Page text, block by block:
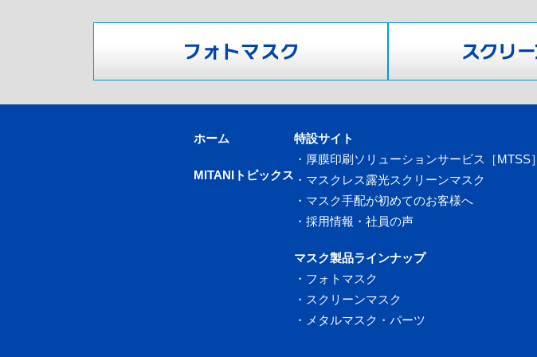
ホーム
MITANIトピックス
特設サイト
・ 厚膜印刷ソリューションサービス［MTSS］
・ マスクレス露光スクリーンマスク
・ マスク手配が初めてのお客様へ
・ 採用情報・社員の声
マスク製品ラインナップ
・ フォトマスク
・ スクリーンマスク
・ メタルマスク・パーツ